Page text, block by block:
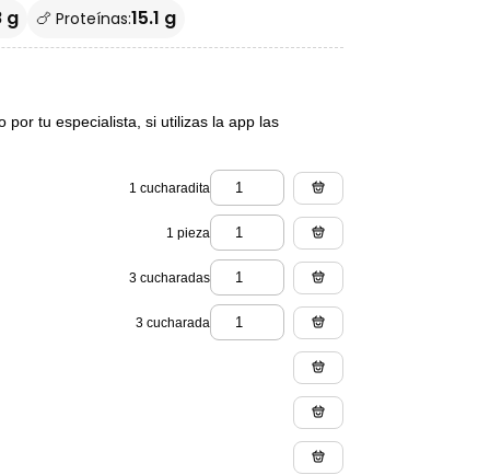
g 🍗 Proteínas:15.1 g
por tu especialista, si utilizas la app las
1 cucharadita
1 pieza
3 cucharadas
3 cucharada